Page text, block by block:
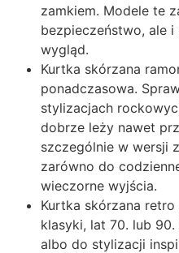
zamkiem. Modele te
bezpieczeństwo, ale
wygląd.
Kurtka skórzana
ponadczasowa.
stylizacjach
dobrze leży nawet
szczególnie w wersji
zarówno do
wieczorne wyjścia.
Kurtka skórzana
klasyki, lat 70. lub
albo do stylizacji